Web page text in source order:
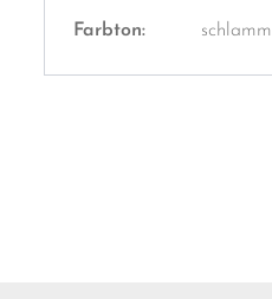
Farbton: schlamm